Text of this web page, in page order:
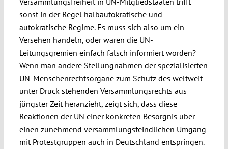
sonst in der Regel halbautokratische und
autokratische Regime. Es muss sich also um ein
Versehen handeln, oder waren die UN-
Leitungsgremien einfach falsch informiert worden?
Wenn man andere Stellungnahmen der spezialisierten
UN-Menschenrechtsorgane zum Schutz des weltweit
unter Druck stehenden Versammlungsrechts aus
jüngster Zeit heranzieht, zeigt sich, dass diese
Reaktionen der UN einer konkreten Besorgnis über
einen zunehmend versammlungsfeindlichen Umgang
mit Protestgruppen auch in Deutschland entspringen.